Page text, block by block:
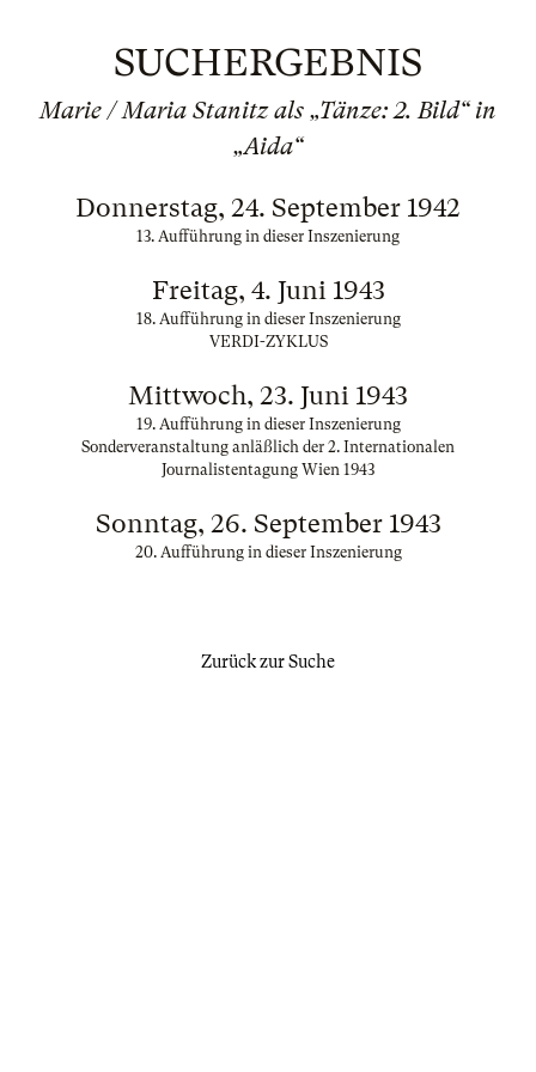
SUCHERGEBNIS
Marie / Maria Stanitz als „Tänze: 2. Bild“ in
„Aida“
Donnerstag, 24. September 1942
13. Aufführung in dieser Inszenierung
Freitag, 4. Juni 1943
18. Aufführung in dieser Inszenierung
VERDI-ZYKLUS
Mittwoch, 23. Juni 1943
19. Aufführung in dieser Inszenierung
Sonderveranstaltung anläßlich der 2. Internationalen
Journalistentagung Wien 1943
Sonntag, 26. September 1943
20. Aufführung in dieser Inszenierung
Zurück zur Suche